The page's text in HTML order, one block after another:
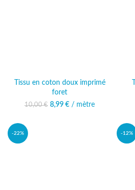
Tissu en coton doux imprimé
foret
10,00€ Le prix initial était :
8,99 € Le prix actuel
/ mètre
-22% -12%